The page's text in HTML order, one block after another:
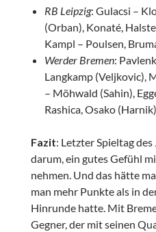
RB Leipzig: Gulacsi –
(Orban), Konaté,
Kampl – Poulsen,
Werder Bremen:
Langkamp (Veljkovic),
– Möhwald (Sahin),
Rashica, Osako
Fazit: Letzter Spieltag
darum, ein gutes Gefühl
nehmen. Und das hätte
man mehr Punkte als in
Hinrunde hatte. Mit
Gegner, der mit seinen